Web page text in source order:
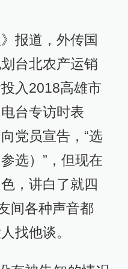
报道，外传国
台北农产运销
入2018高雄市
台专访时表
党员宣告，“选
选）”，但现在
，讲白了就四
间各种声音都
找他谈。